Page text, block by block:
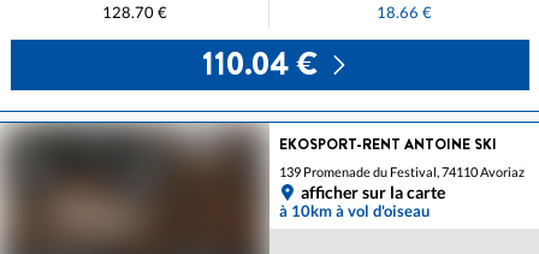
128.70 €
18.66 €
110.04 €
EKOSPORT-RENT ANTOINE SKI
139 Promenade du Festival, 74110 Avoriaz
afficher sur la carte
à 10km à vol d'oiseau